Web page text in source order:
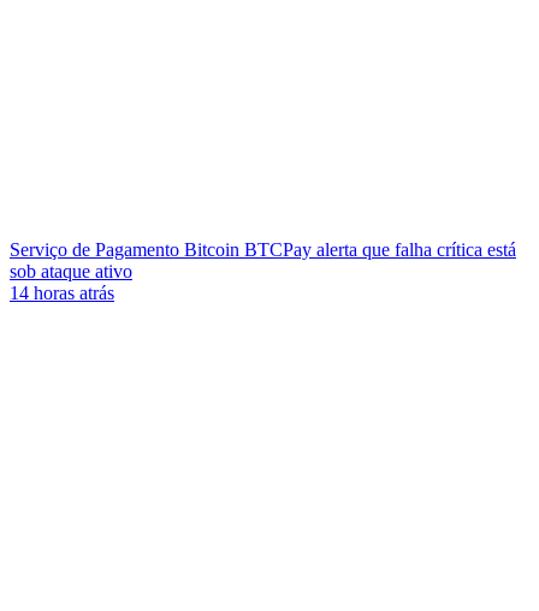
Serviço de Pagamento Bitcoin BTCPay alerta que falha crítica está
sob ataque ativo
14 horas atrás